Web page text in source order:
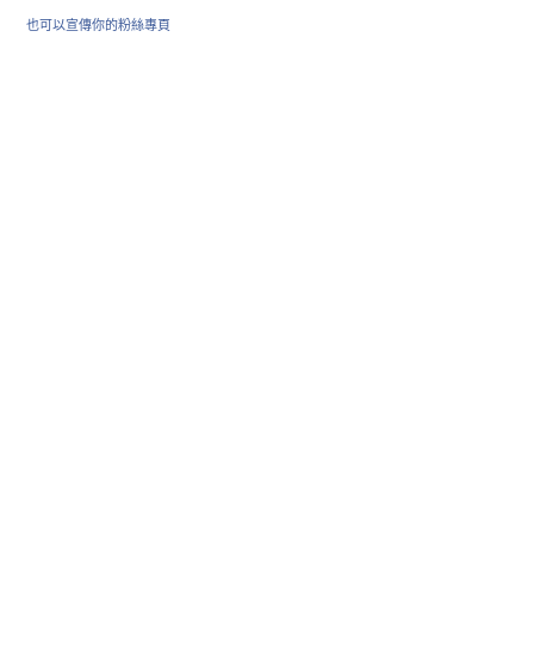
也可以宣傳你的粉絲專頁